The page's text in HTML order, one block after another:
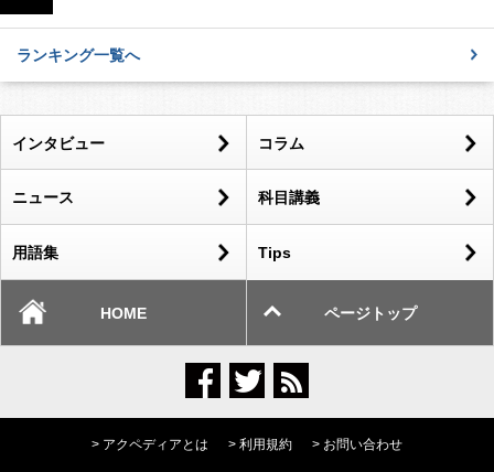
ランキング一覧へ
インタビュー コラム
ニュース 科目講義
用語集 Tips
HOME ページトップ
> アクペディアとは > 利用規約 > お問い合わせ